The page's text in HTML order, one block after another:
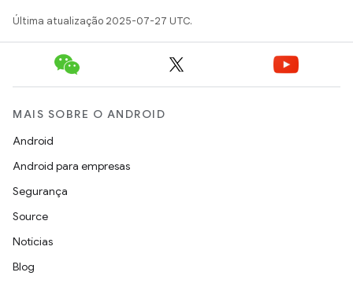
Última atualização 2025-07-27 UTC.
MAIS SOBRE O ANDROID
Android
Android para empresas
Segurança
Source
Notícias
Blog